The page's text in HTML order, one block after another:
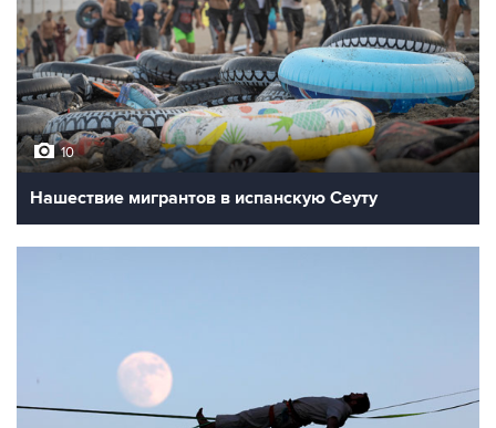
10
Нашествие мигрантов в испанскую Сеуту